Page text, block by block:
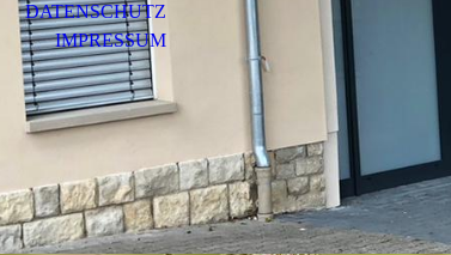
DATENSCHUTZ
IMPRESSUM